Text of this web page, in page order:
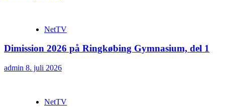
NetTV
Dimission 2026 på Ringkøbing Gymnasium, del 1
admin 8. juli 2026
NetTV